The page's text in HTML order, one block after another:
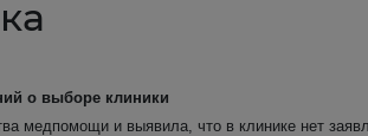
о выборе клиники
медпомощи и выявила, что в клинике нет